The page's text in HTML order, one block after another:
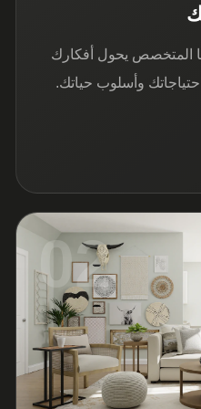
المتخصص يحول أفكارك
وأسلوب حياتك.
02